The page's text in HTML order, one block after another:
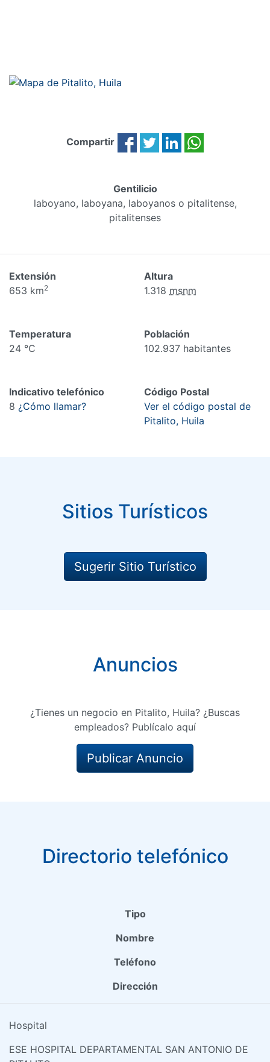
Compartir
Gentilicio
laboyano, laboyana, laboyanos o pitalitense,
pitalitenses
Extensión
653 km2
Altura
1.318 msnm
Temperatura
24 °C
Población
102.937 habitantes
Indicativo telefónico
8 ¿Cómo llamar?
Código Postal
Ver el código postal de
Pitalito, Huila
Sitios Turísticos
Sugerir Sitio Turístico
Anuncios
¿Tienes un negocio en Pitalito, Huila? ¿Buscas
empleados? Publícalo aquí
Publicar Anuncio
Directorio telefónico
Tipo
Nombre
Teléfono
Dirección
Hospital
ESE HOSPITAL DEPARTAMENTAL SAN ANTONIO DE